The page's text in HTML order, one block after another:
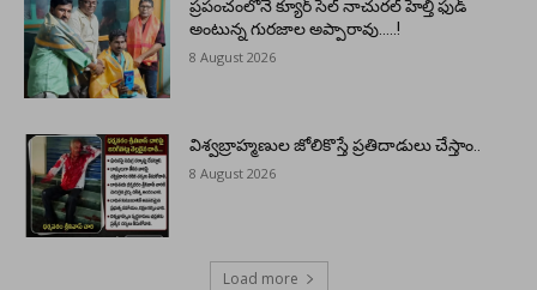
ప్రపంచంలోనే క్యూర్ సెల్ నాచురల్ హెల్తి ఫుడ్
అంటున్న గురజాల అప్పారావు…..!
8 August 2026
విశ్వబ్రాహ్మణుల జోలికొస్తే ప్రతిదాడులు చేస్తాం..
8 August 2026
Load more